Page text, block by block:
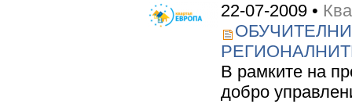
22-07-2009 •
В рамките на
добро